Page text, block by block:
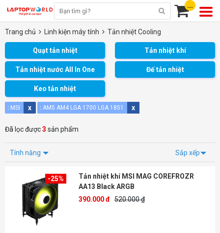
...
Trang chủ Linh kiện máy tính Tản nhiệt Cooling
Quạt tản nhiệt Tản nhiệt khí
Tản nhiệt nước All In One Đế tản nhiệt
Keo tản nhiệt
: MSI x : AM5 x
AM4 x
LGA 1700 x
LGA 1851 x
Đã lọc được3 sản phẩm
Tính năng Sắp xếp
-25%
Tản nhiệt khí MSI MAG COREFROZR
AA13 Black ARGB
390.000 đ 520.000 ₫